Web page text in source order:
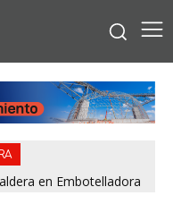
en Embotelladora